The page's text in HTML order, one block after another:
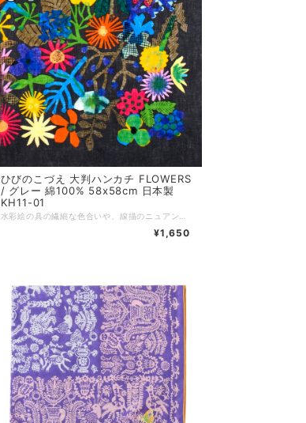
ひびのこづえ 大判ハンカチ FLOWERS
/ グレー 綿100% 58x58cm 日本製
KH11-01
¥1,650